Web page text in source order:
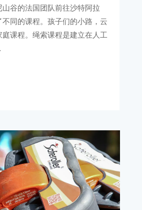
谷的法国团队前往沙特阿拉
同的课程。孩子们的小路，云
庭课程。绳索课程是建立在人工